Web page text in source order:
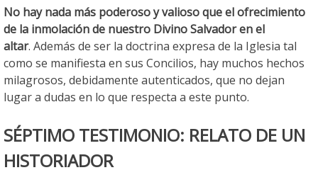
No hay nada más poderoso y valioso que el ofrecimiento
de la inmolación de nuestro Divino Salvador en el
altar. Además de ser la doctrina expresa de la Iglesia tal
como se manifiesta en sus Concilios, hay muchos hechos
milagrosos, debidamente autenticados, que no dejan
lugar a dudas en lo que respecta a este punto.
SÉPTIMO TESTIMONIO: RELATO DE UN
HISTORIADOR